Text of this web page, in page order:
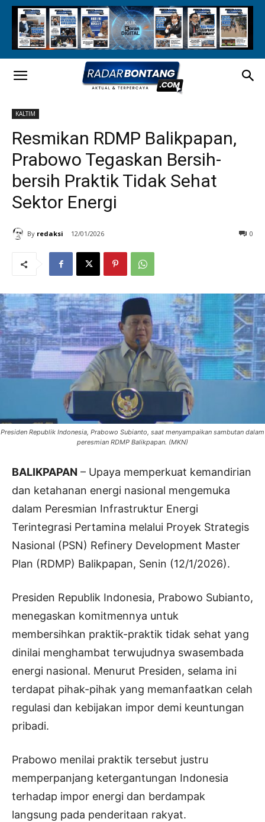
KALTIM
Resmikan RDMP Balikpapan,
Prabowo Tegaskan Bersih-
bersih Praktik Tidak Sehat
Sektor Energi
By redaksi 12/01/2026 0
Presiden Republik Indonesia, Prabowo Subianto, saat menyampaikan sambutan dalam
peresmian RDMP Balikpapan. (MKN)
BALIKPAPAN – Upaya memperkuat kemandirian
dan ketahanan energi nasional mengemuka
dalam Peresmian Infrastruktur Energi
Terintegrasi Pertamina melalui Proyek Strategis
Nasional (PSN) Refinery Development Master
Plan (RDMP) Balikpapan, Senin (12/1/2026).
Presiden Republik Indonesia, Prabowo Subianto,
menegaskan komitmennya untuk
membersihkan praktik-praktik tidak sehat yang
dinilai menghambat terwujudnya swasembada
energi nasional. Menurut Presiden, selama ini
terdapat pihak-pihak yang memanfaatkan celah
regulasi dan kebijakan impor demi keuntungan
pribadi.
Prabowo menilai praktik tersebut justru
memperpanjang ketergantungan Indonesia
terhadap impor energi dan berdampak
langsung pada penderitaan rakyat.